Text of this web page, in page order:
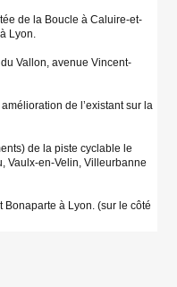
de la Boucle à Caluire-et-
Lyon.
Vallon, avenue Vincent-
de l’existant sur la
de la piste cyclable le
Vaulx-en-Velin, Villeurbanne
Bonaparte à Lyon. (sur le côté